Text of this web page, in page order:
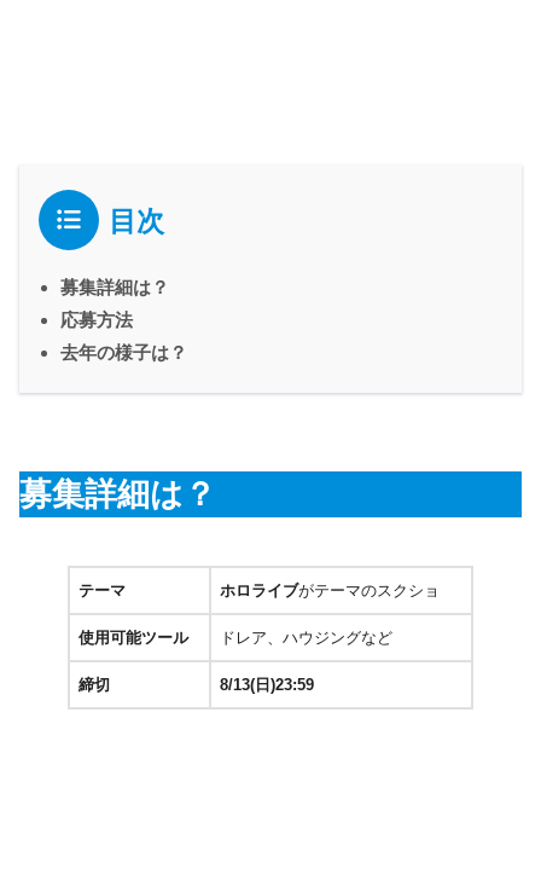
目次
募集詳細は？
応募方法
去年の様子は？
募集詳細は？
テーマ ホロライブがテーマのスクショ
使用可能ツール ドレア、ハウジングなど
締切 8/13(日)23:59